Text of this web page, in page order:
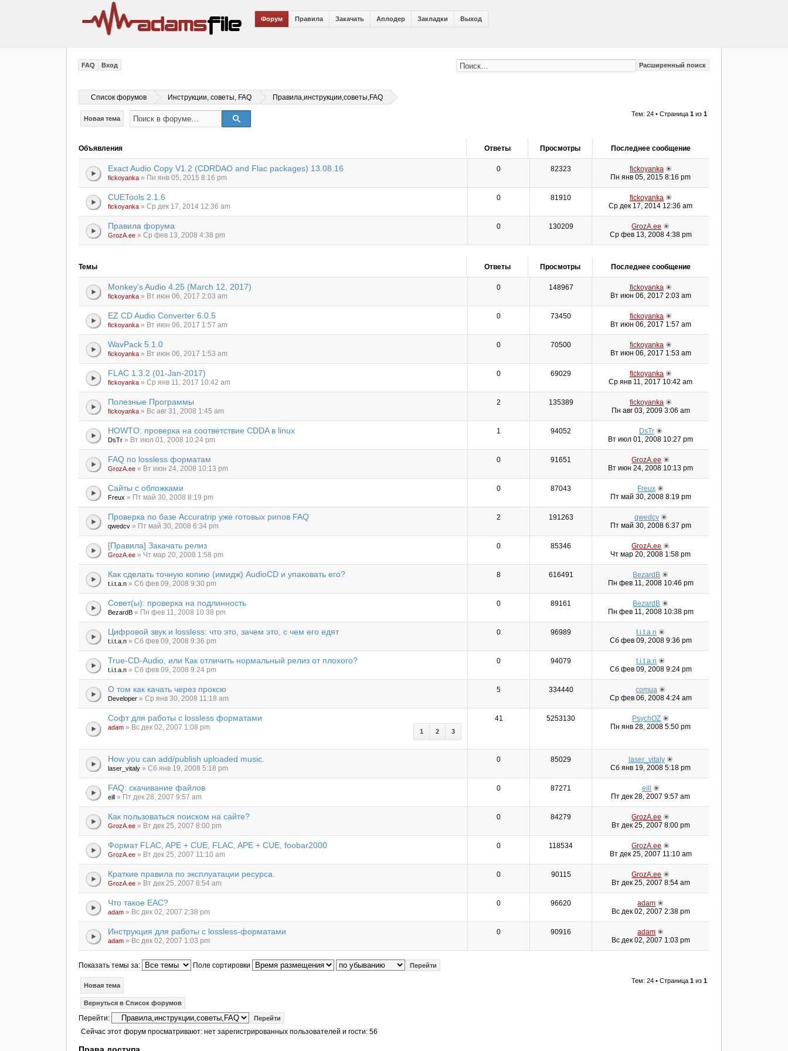
Форум Правила Закачать Аплодер Закладки Выход
FAQ Вход Расширенный поиск
Список форумов Инструкции, советы, FAQ Правила,инструкции,советы,FAQ
Новая тема
Тем: 24 • Страница 1из 1
Объявления Ответы Просмотры Последнее сообщение
Exact Audio Copy V1.2 (CDRDAO and Flac packages) 13.08.16
fickoyanka » Пн янв 05, 2015 8:16 pm
0 82323
fickoyanka
Пн янв 05, 2015 8:16 pm
CUETools 2.1.6
fickoyanka » Ср дек 17, 2014 12:36 am
0 81910
fickoyanka
Ср дек 17, 2014 12:36 am
Правила форума
GrozA.ee » Ср фев 13, 2008 4:38 pm
0 130209
GrozA.ee
Ср фев 13, 2008 4:38 pm
Темы Ответы Просмотры Последнее сообщение
Monkey’s Audio 4.25 (March 12, 2017)
fickoyanka » Вт июн 06, 2017 2:03 am
0 148967
fickoyanka
Вт июн 06, 2017 2:03 am
EZ CD Audio Converter 6.0.5
fickoyanka » Вт июн 06, 2017 1:57 am
0 73450
fickoyanka
Вт июн 06, 2017 1:57 am
WavPack 5.1.0
fickoyanka » Вт июн 06, 2017 1:53 am
0 70500
fickoyanka
Вт июн 06, 2017 1:53 am
FLAC 1.3.2 (01-Jan-2017)
fickoyanka » Ср янв 11, 2017 10:42 am
0 69029
fickoyanka
Ср янв 11, 2017 10:42 am
Полезные Программы
fickoyanka » Вс авг 31, 2008 1:45 am
2 135389
fickoyanka
Пн авг 03, 2009 3:06 am
HOWTO: проверка на соответствие CDDA в linux
DsTr » Вт июл 01, 2008 10:24 pm
1 94052
DsTr
Вт июл 01, 2008 10:27 pm
FAQ по lossless форматам
GrozA.ee » Вт июн 24, 2008 10:13 pm
0 91651
GrozA.ee
Вт июн 24, 2008 10:13 pm
Сайты с обложками
Freux » Пт май 30, 2008 8:19 pm
0 87043
Freux
Пт май 30, 2008 8:19 pm
Проверка по базе Accuratrip уже готовых рипов FAQ
qwedcv » Пт май 30, 2008 6:34 pm
2 191263
qwedcv
Пт май 30, 2008 6:37 pm
[Правила] Закачать релиз
GrozA.ee » Чт мар 20, 2008 1:58 pm
0 85346
GrozA.ee
Чт мар 20, 2008 1:58 pm
Как сделать точную копию (имидж) AudioCD и упаковать его?
t.i.t.a.n » Сб фев 09, 2008 9:30 pm
8 616491
BezardB
Пн фев 11, 2008 10:46 pm
Совет(ы): проверка на подлинность
BezardB » Пн фев 11, 2008 10:38 pm
0 89161
BezardB
Пн фев 11, 2008 10:38 pm
Цифровой звук и lossless: что это, зачем это, с чем его едят
t.i.t.a.n » Сб фев 09, 2008 9:36 pm
0 96989
t.i.t.a.n
Сб фев 09, 2008 9:36 pm
True-CD-Audio, или Как отличить нормальный релиз от плохого?
t.i.t.a.n » Сб фев 09, 2008 9:24 pm
0 94079
t.i.t.a.n
Сб фев 09, 2008 9:24 pm
О том как качать через проксю
Developer » Ср янв 30, 2008 11:18 am
5 334440
comua
Ср фев 06, 2008 4:24 am
Софт для работы с lossless форматами
1 2 3
adam » Вс дек 02, 2007 1:08 pm
41 5253130
PsychOZ
Пн янв 28, 2008 5:50 pm
How you can add/publish uploaded music.
laser_vitaly » Сб янв 19, 2008 5:18 pm
0 85029
laser_vitaly
Сб янв 19, 2008 5:18 pm
FAQ: скачивание файлов
eill » Пт дек 28, 2007 9:57 am
0 87271
eill
Пт дек 28, 2007 9:57 am
Как пользоваться поиском на сайте?
GrozA.ee » Вт дек 25, 2007 8:00 pm
0 84279
GrozA.ee
Вт дек 25, 2007 8:00 pm
Формат FLAC, APE + CUE, FLAC, APE + CUE, foobar2000
GrozA.ee » Вт дек 25, 2007 11:10 am
0 118534
GrozA.ee
Вт дек 25, 2007 11:10 am
Краткие правила по эксплуатации ресурса.
GrozA.ee » Вт дек 25, 2007 8:54 am
0 90115
GrozA.ee
Вт дек 25, 2007 8:54 am
Что такое EAC?
adam » Вс дек 02, 2007 2:38 pm
0 96620
adam
Вс дек 02, 2007 2:38 pm
Инструкция для работы с lossless-форматами
adam » Вс дек 02, 2007 1:03 pm
0 90916
adam
Вс дек 02, 2007 1:03 pm
Показать темы за: Поле сортировки
Новая тема
Тем: 24 • Страница 1из 1
Вернуться в Список форумов
Перейти:
Сейчас этот форум просматривают: нет зарегистрированных пользователей и гости: 56